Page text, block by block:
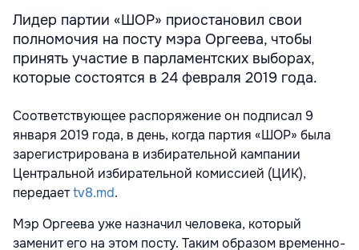
Лидер партии «ШОР» приостановил свои
полномочия на посту мэра Оргеева, чтобы
принять участие в парламентских выборах,
которые состоятся в 24 февраля 2019 года.
Соответствующее распоряжение он подписал 9
января 2019 года, в день, когда партия «ШОР» была
зарегистрирована в избирательной кампании
Центральной избирательной комиссией (ЦИК),
передаетtv8.md.
Мэр Оргеева уже назначил человека, который
заменит его на этом посту. Таким образом временно-